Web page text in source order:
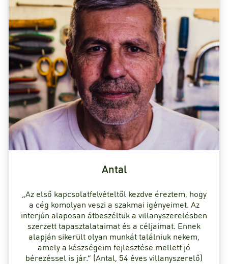
Antal
„Az első kapcsolatfelvételtől kezdve éreztem, hogy
a cég komolyan veszi a szakmai igényeimet. Az
interjún alaposan átbeszéltük a villanyszerelésben
szerzett tapasztalataimat és a céljaimat. Ennek
alapján sikerült olyan munkát találniuk nekem,
amely a készségeim fejlesztése mellett jó
bérezéssel is jár.” (Antal, 54 éves villanyszerelő)